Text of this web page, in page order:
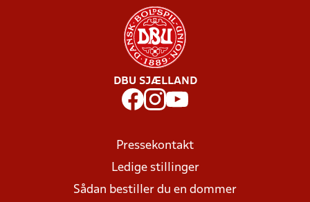
DBU SJÆLLAND
Pressekontakt
Ledige stillinger
Sådan bestiller du en dommer